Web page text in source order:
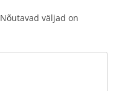
Nõutavad väljad on